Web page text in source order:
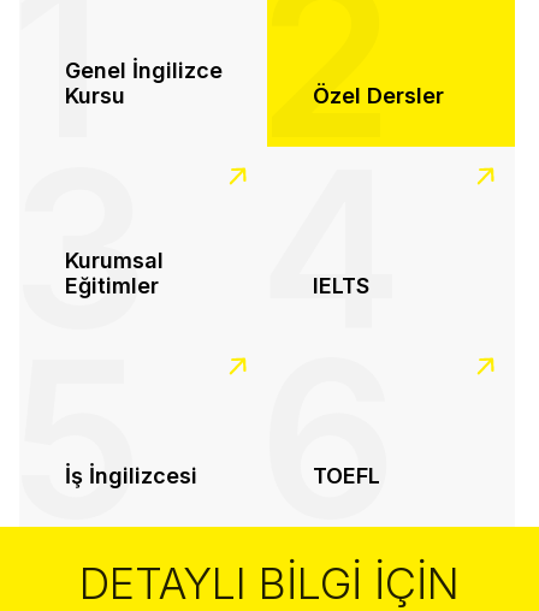
Genel İngilizce
Kursu
1 Özel Dersler
2
Kurumsal
Eğitimler
3 IELTS
4
İş İngilizcesi
5 TOEFL
6
DETAYLI BILGI İÇIN